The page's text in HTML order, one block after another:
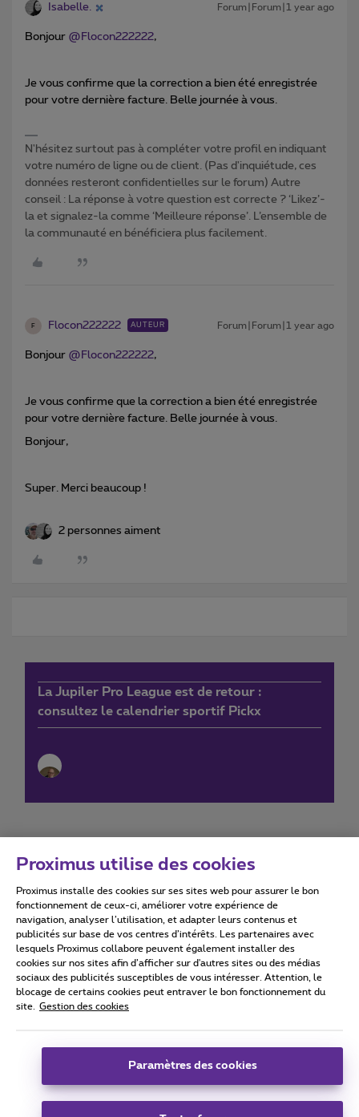
Isabelle. Forum|Forum|1 year ago
Bonjour @Flocon222222,
Je vous confirme que la correction a bien été enregistrée
pour votre dernière facture. Belle journée à vous.
N'hésitez surtout pas à compléter votre profil en indiquant
votre numéro de ligne ou de client. (Pas d'inquiétude, ces
données resteront confidentielles sur le forum) Autre
conseil : La réponse à votre question est correcte ? ‘Likez’-
la et signalez-la comme ‘Meilleure réponse’. L’ensemble de
la communauté en bénéficiera plus facilement.
F Flocon222222 AUTEUR Forum|Forum|1 year ago
Bonjour @Flocon222222,
Je vous confirme que la correction a bien été enregistrée
pour votre dernière facture. Belle journée à vous.
Bonjour,
Super. Merci beaucoup !
2 personnes aiment
La Jupiler Pro League est de retour :
consultez le calendrier sportif Pickx
Conditions d'utilisation Accessibility statement
Tous droits réservés. © 2026
Conditions générales, info consommateur
Coordonnées de l’entreprise
Boulevard du Roi Albert II 27 - B-1030 Bruxelles.
Proximus utilise des cookies
Proximus installe des cookies sur ses sites web pour assurer le bon
fonctionnement de ceux-ci, améliorer votre expérience de
navigation, analyser l’utilisation, et adapter leurs contenus et
publicités sur base de vos centres d’intérêts. Les partenaires avec
lesquels Proximus collabore peuvent également installer des
cookies sur nos sites afin d’afficher sur d'autres sites ou des médias
sociaux des publicités susceptibles de vous intéresser. Attention, le
blocage de certains cookies peut entraver le bon fonctionnement du
site.
Gestion des cookies
Paramètres des cookies